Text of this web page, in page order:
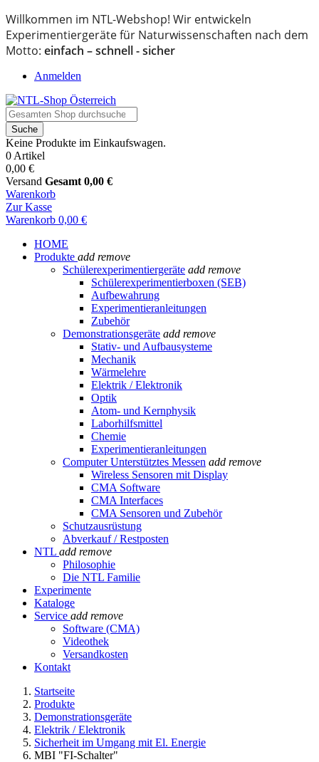
Willkommen im NTL-Webshop! Wir entwickeln
Experimentiergeräte für Naturwissenschaften nach dem
Motto: einfach – schnell - sicher
Anmelden
Suche
Keine Produkte im Einkaufswagen.
0 Artikel
0,00 €
Versand Gesamt 0,00 €
Warenkorb
Zur Kasse
Warenkorb 0,00 €
HOME
Produkte add remove
Schülerexperimentiergeräte add remove
Schülerexperimentierboxen (SEB)
Aufbewahrung
Experimentieranleitungen
Zubehör
Demonstrationsgeräte add remove
Stativ- und Aufbausysteme
Mechanik
Wärmelehre
Elektrik / Elektronik
Optik
Atom- und Kernphysik
Laborhilfsmittel
Chemie
Experimentieranleitungen
Computer Unterstütztes Messen add remove
Wireless Sensoren mit Display
CMA Software
CMA Interfaces
CMA Sensoren und Zubehör
Schutzausrüstung
Abverkauf / Restposten
NTL add remove
Philosophie
Die NTL Familie
Experimente
Kataloge
Service add remove
Software (CMA)
Videothek
Versandkosten
Kontakt
Startseite
Produkte
Demonstrationsgeräte
Elektrik / Elektronik
Sicherheit im Umgang mit El. Energie
MBI "FI-Schalter"